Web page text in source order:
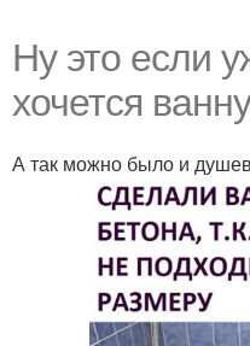
Ну это если
хочется
А так можно было и